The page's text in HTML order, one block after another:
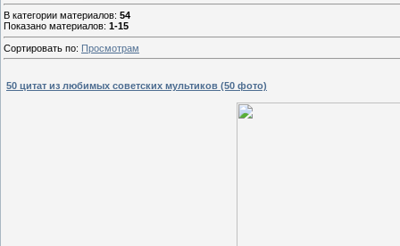
В категории материалов: 54
Показано материалов: 1-15
Сортировать по: Просмотрам
50 цитат из любимых советских мультиков (50 фото)